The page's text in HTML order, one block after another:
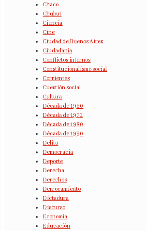
Chaco
Chubut
Ciencia
Cine
Ciudad de Buenos Aires
Ciudadanía
Conflictos internos
Constitucionalismo social
Corrientes
Cuestión social
Cultura
Década de 1960
Década de 1970
Década de 1980
Década de 1990
Delito
Democracia
Deporte
Derecha
Derechos
Derrocamiento
Dictadura
Discurso
Economía
Educación